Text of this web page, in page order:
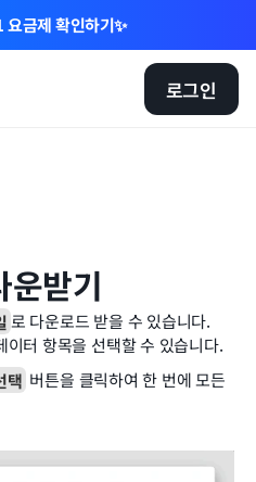
요금제 확인하기✨
로그인
받기
로 다운로드 받을 수 있습니다.
터 항목을 선택할 수 있습니다.
택 버튼을 클릭하여 한 번에 모든